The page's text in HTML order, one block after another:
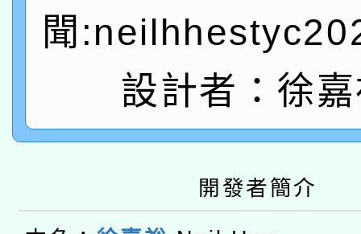
pilot」
有關大陸委員會函釋公
薪期間赴陸應申請許可
轉知經濟部水利署委託
業技術研究院辦理「
用水績優單位及節水達
115年8月22日(星期六
桃園市孔廟祈福系列
開 智慧啟航」
2026年桃園地景藝術
本校115學年度第2次
招甄選結果公告(無人
適應運動共學行動站研
聞
設計者：徐
開發者簡介